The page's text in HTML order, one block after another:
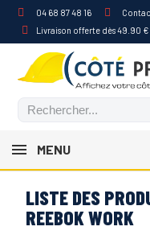
04 68 87 48 16
Livraison offerte dès 49.90 €
MENU
LISTE DES
REEBOK WORK